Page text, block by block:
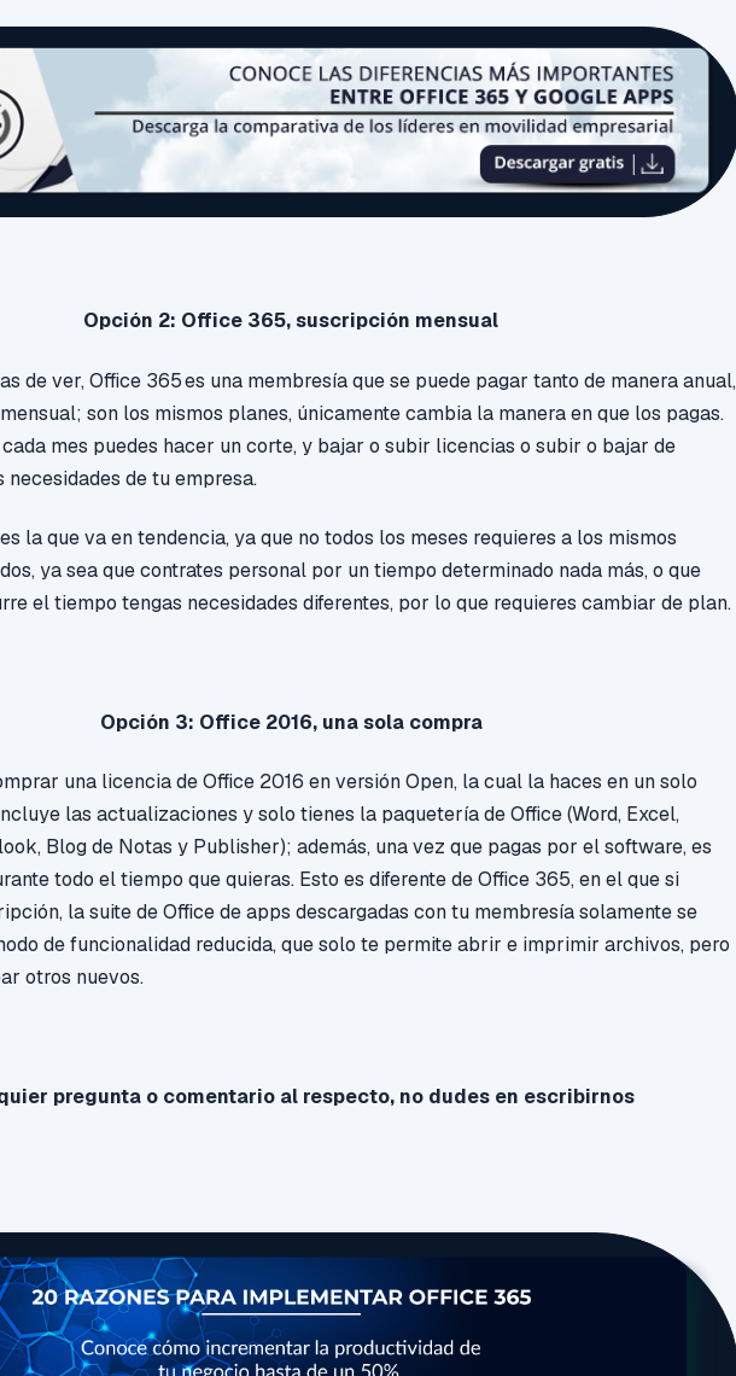
Opción 2: Office 365, suscripción mensual
de ver, Office 365es una membresíaque se puede pagar tanto de manera anual,
son los mismos planes, únicamente cambia la manera en que los pagas.
mes puedes hacer un corte, y bajar o subir licencias o subir o bajar de
necesidades de tu empresa.
la que va en tendencia, ya que no todos los meses requieres a los mismos
ya sea que contrates personal por un tiempo determinado nada más, o que
el tiempo tengas necesidades diferentes, por lo que requieres cambiar de plan.
Opción 3: Office 2016, una sola compra
una licenciade Office 2016en versión Open, la cual la haces en un solo
las actualizaciones y solo tienes la paquetería de Office (Word, Excel,
Blog de Notas y Publisher); además, una vez que pagas por el software, es
todo el tiempo que quieras. Esto es diferente de Office 365, en el que si
la suite de Office de apps descargadas con tu membresía solamente se
de funcionalidad reducida, que solo te permite abrir e imprimir archivos, pero
otros nuevos.
pregunta o comentario al respecto, no dudes en escribirnos